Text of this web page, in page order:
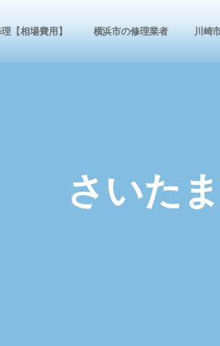
【相場費用】 横浜市の修理業者 川崎
さいた